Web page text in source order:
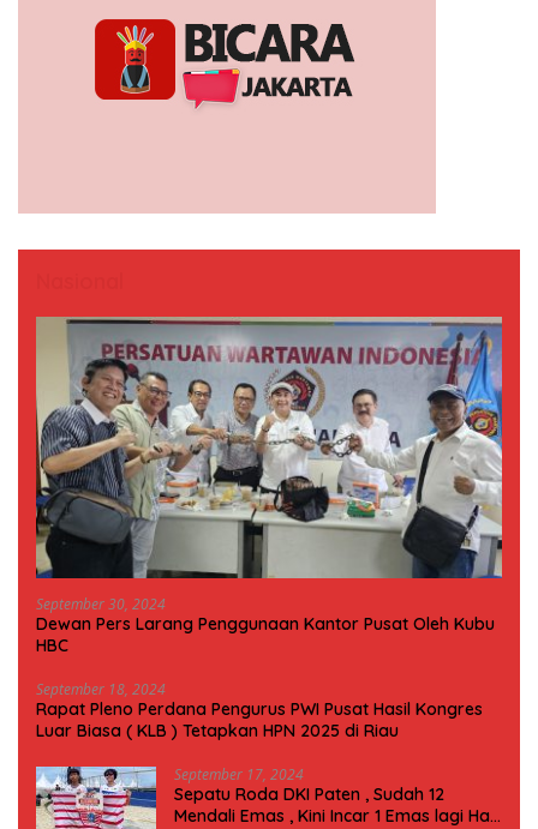
September 30, 2024
Dewan Pers Larang Penggunaan Kantor Pusat Oleh Kubu
HBC
September 18, 2024
Rapat Pleno Perdana Pengurus PWI Pusat Hasil Kongres
Luar Biasa ( KLB ) Tetapkan HPN 2025 di Riau
September 17, 2024
Sepatu Roda DKI Paten , Sudah 12
Mendali Emas , Kini Incar 1 Emas lagi Hari